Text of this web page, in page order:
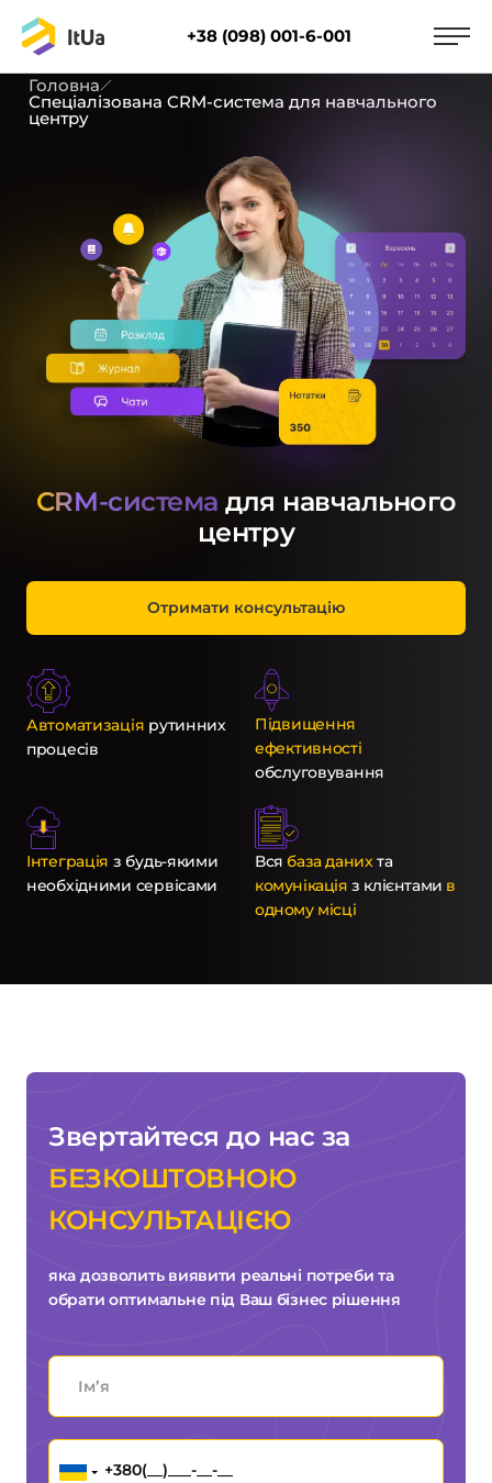
+38 (098) 001-6-001
Головна
Спеціалізована CRM-система для навчального
центру
CRM-система для навчального
центру
Отримати консультацію
Автоматизація рутинних
процесів
Підвищення
ефективності
обслуговування
Інтеграція з будь-якими
необхідними сервісами
Всябаза данихта
комунікація з клієнтами в
одному місці
Звертайтеся до нас за
БЕЗКОШТОВНОЮ
КОНСУЛЬТАЦІЄЮ
яка дозволить виявити реальні потреби та
обрати оптимальне під Ваш бізнес рішення